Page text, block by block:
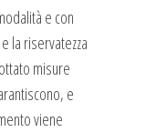
e con
la riservatezza
misure
e
viene